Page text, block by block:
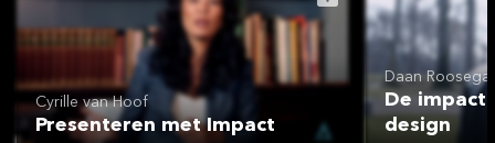
Cyrille van Hoof
Presenteren met Impact
Daan
De impact
design